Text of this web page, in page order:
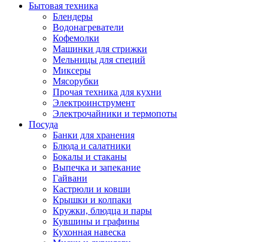
Бытовая техника
Блендеры
Водонагреватели
Кофемолки
Машинки для стрижки
Мельницы для специй
Миксеры
Мясорубки
Прочая техника для кухни
Электроинструмент
Электрочайники и термопоты
Посуда
Банки для хранения
Блюда и салатники
Бокалы и стаканы
Выпечка и запекание
Гайвани
Кастрюли и ковши
Крышки и колпаки
Кружки, блюдца и пары
Кувшины и графины
Кухонная навеска